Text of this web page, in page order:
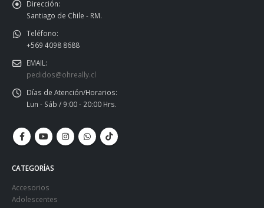
Dirección:
Santiago de Chile - RM.
Teléfono:
+569 4098 8688
EMAIL:
pedidos@ohreally.cl
Días de Atención/Horarios:
Lun - Sáb / 9:00 - 20:00 Hrs.
CATEGORÍAS
Accesorios
Adolescentes